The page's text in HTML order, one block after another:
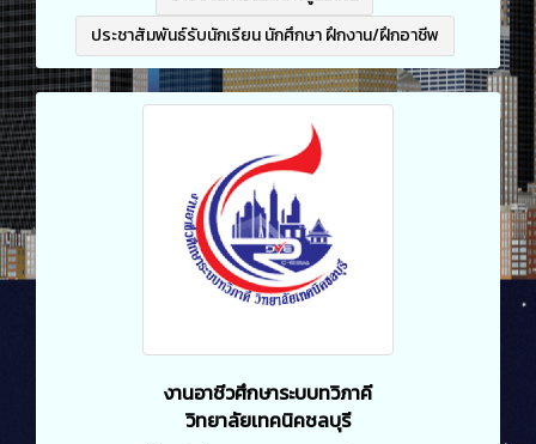
ประชาสัมพันธ์รับนักเรียน นักศึกษา ฝึกงาน/ฝึกอาชีพ
งานอาชีวศึกษาระบบทวิภาคี
วิทยาลัยเทคนิคชลบุรี